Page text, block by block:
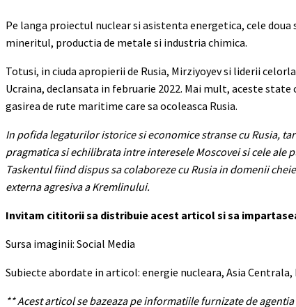
Pe langa proiectul nuclear si asistenta energetica, cele
mineritul, productia de metale si industria chimica.
Totusi, in ciuda apropierii de Rusia, Mirziyoyev si liderii
Ucraina, declansata in februarie 2022. Mai mult, aceste
gasirea de rute maritime care sa ocoleasca Rusia.
In pofida legaturilor istorice si economice stranse cu Rusia,
pragmatica si echilibrata intre interesele Moscovei si cele
Taskentul fiind dispus sa colaboreze cu Rusia in domenii
externa agresiva a Kremlinului.
Invitam cititorii sa distribuie acest articol si sa
Sursa imaginii: Social Media
Subiecte abordate in articol: energie nucleara, Asia
** Acest articol se bazeaza pe informatiile furnizate de